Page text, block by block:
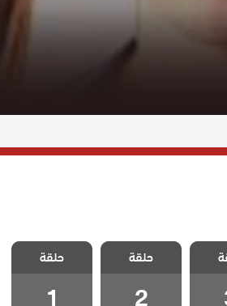
3
مسلسل الامهات
و الوالدات
الحلقة 2
حلقة
2
مسلسل الامهات
و الوالدات
الحلقة 1
حلقة
1